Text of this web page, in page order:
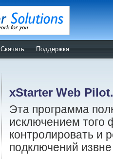
Скачать Поддержка
xStarter Web Pilot.
Эта программа
исключением того
контролировать и
подключений